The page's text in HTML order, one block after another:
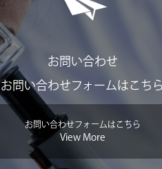
お問い合わせ
お問い合わせフォームはこちら
お問い合わせフォームはこちら
View More